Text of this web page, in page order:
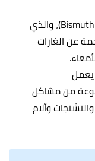
بسموث سبساليسيلات (Bismuth subsalicylate)، والذي
عن الغازات
من مشاكل
وآلام